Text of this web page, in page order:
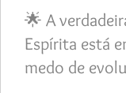
🌟 A
Espírita está
medo de